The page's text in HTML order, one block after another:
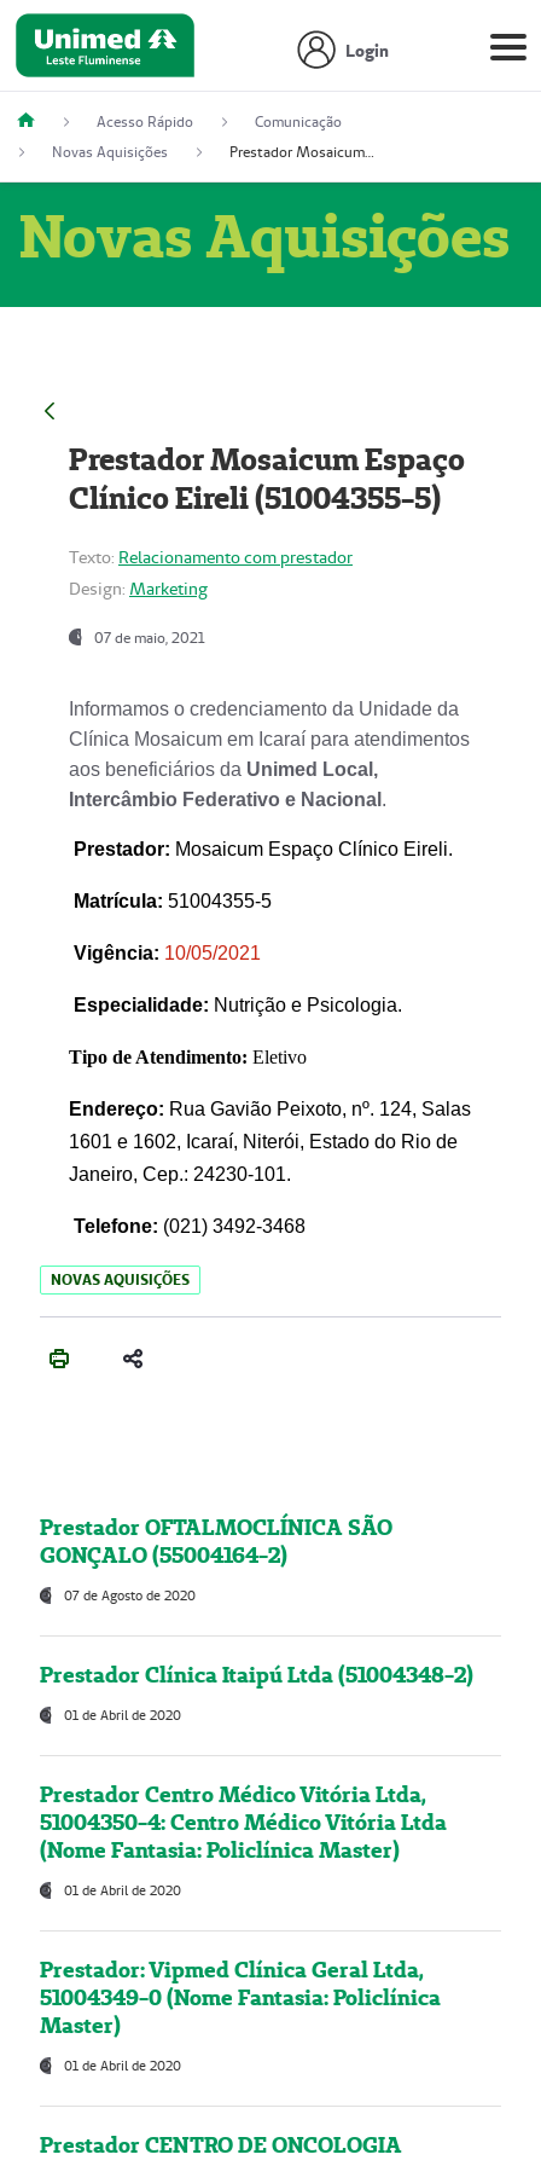
Login
Acesso Rápido
Comunicação
Novas Aquisições
Prestador Mosaicum Espaço Clínico Eireli (51004355-5)
Novas Aquisições
Prestador Mosaicum Espaço
Clínico Eireli (51004355-5)
Texto: Relacionamento com prestador
Design: Marketing
07 de maio, 2021
Informamos o credenciamento da Unidade da
Clínica Mosaicum em Icaraí para atendimentos
aos beneficiários da Unimed Local,
Intercâmbio Federativo e Nacional .
Prestador: Mosaicum Espaço Clínico Eireli.
Matrícula: 51004355-5
Vigência: 10/05/2021
Especialidade: Nutrição e Psicologia.
Tipo de Atendimento: Eletivo
Endereço: Rua Gavião Peixoto, nº. 124, Salas
1601 e 1602, Icaraí, Niterói, Estado do Rio de
Janeiro, Cep.: 24230-101.
Telefone: (021) 3492-3468
NOVAS AQUISIÇÕES
Prestador OFTALMOCLÍNICA SÃO
GONÇALO (55004164-2)
07 de Agosto de 2020
Prestador Clínica Itaipú Ltda (51004348-2)
01 de Abril de 2020
Prestador Centro Médico Vitória Ltda,
51004350-4: Centro Médico Vitória Ltda
(Nome Fantasia: Policlínica Master)
01 de Abril de 2020
Prestador: Vipmed Clínica Geral Ltda,
51004349-0 (Nome Fantasia: Policlínica
Master)
01 de Abril de 2020
Prestador CENTRO DE ONCOLOGIA